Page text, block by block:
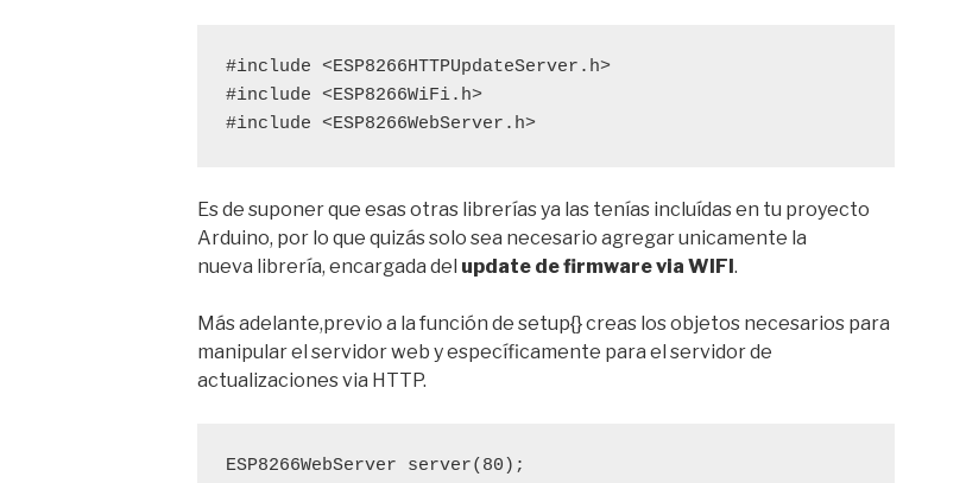
#include
#include
<ESP8266WiFi.h>
#include <ESP8266WebServer.h>
Es de suponer que esas otras librerías ya las tenías incluídas en tu proyecto
Arduino, por lo que quizás solo sea necesario agregar unicamente la
nueva librería, encargada del update de firmware via WIFI.
Más adelante,previo a la función de setup{} creas los objetos necesarios para
manipular el servidor web y específicamente para el servidor de
actualizaciones via HTTP.
ESP8266WebServer server(80);